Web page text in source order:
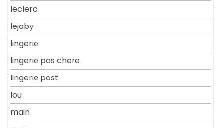
leclerc
lejaby
lingerie
lingerie pas chere
lingerie post
lou
main